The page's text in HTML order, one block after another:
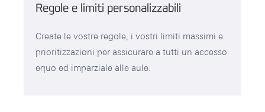
Regole e limiti personalizzabili
Create le vostre regole, i vostri limiti massimi e
prioritizzazioni per assicurare a tutti un accesso
equo ed imparziale alle aule.